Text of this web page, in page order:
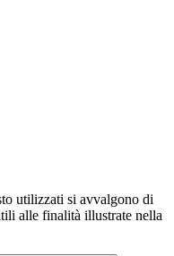
utilizzati si avvalgono di
alle finalità illustrate nella